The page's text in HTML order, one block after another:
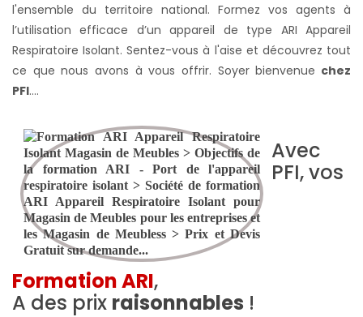
l'ensemble du territoire national. Formez vos agents à
l’utilisation efficace d’un appareil de type ARI Appareil
Respiratoire Isolant. Sentez-vous à l'aise et découvrez tout
ce que nous avons à vous offrir. Soyer bienvenue chez
PFI….
Avec
PFI, vos
Formation ARI,
A des prix raisonnables !